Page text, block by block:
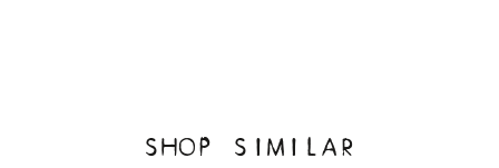
SHOP SIMILAR